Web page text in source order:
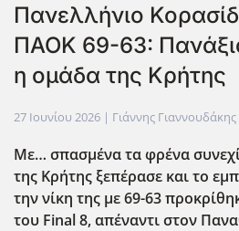
Πανελλήνιο
ΠΑΟΚ 69-63:
η ομάδα της Κρήτης
27 Ιουνίου 2026 | Γιάννης Γιαννουδάκης
Με… σπασμένα τα φρένα
της Κρήτης ξεπέρασε και το
την νίκη της με 69-63
του Final8, απέναντι στον